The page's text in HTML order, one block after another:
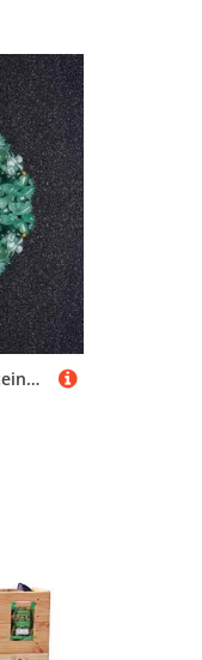
100g Dekogranulat Dekosteine, 3-5mm Kristallsteine, Kleine Halbedelsteine, Ziersteine Steine für Handwerk Aquarium Blumentopf Landschaftsbau Vase Füller Dekoration,Grün C